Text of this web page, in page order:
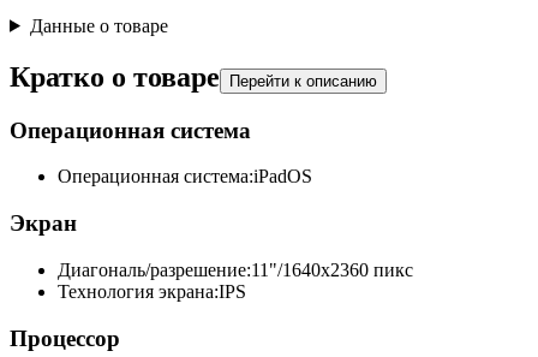
Данные о товаре
Кратко о товаре Перейти к описанию
Операционная система
Операционная система:iPadOS
Экран
Диагональ/разрешение:11"/1640x2360 пикс
Технология экрана:IPS
Процессор